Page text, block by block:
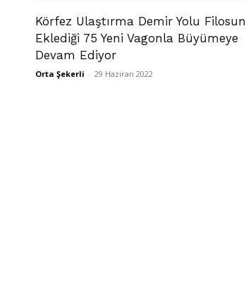
Körfez Ulaştırma Demir Yolu
Eklediği 75 Yeni Vagonla Büyümeye
Devam Ediyor
Orta Şekerli - 29 Haziran 2022